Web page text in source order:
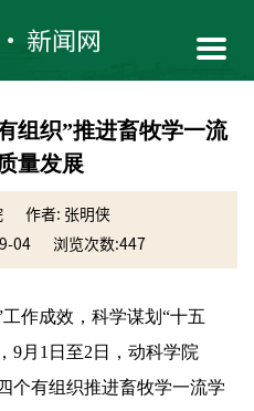
组织”推进畜牧学一流
量发展
作者: 张明侠
04
浏览次数:447
作成效，科学谋划“十五
9月1日至2日，动科学院
个有组织推进畜牧学一流学